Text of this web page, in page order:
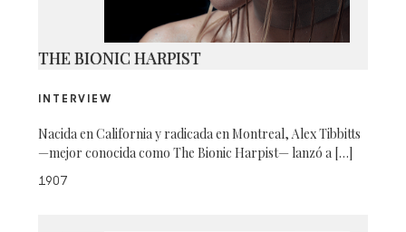
THE BIONIC HARPIST
INTERVIEW
Nacida en California y radicada en Montreal, Alex Tibbitts
—mejor conocida como The Bionic Harpist— lanzó a […]
1907